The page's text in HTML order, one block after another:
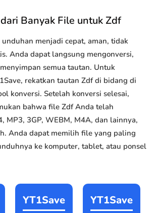
Banyak File untuk Zdf
unduhan menjadi cepat, aman, tidak
Anda dapat langsung mengonversi,
semua tautan. Untuk
rekatkan tautan Zdf di bidang di
konversi. Setelah konversi selesai,
bahwa file Zdf Anda telah
MP3, 3GP, WEBM, M4A, dan lainnya,
Anda dapat memilih file yang paling
ke komputer, tablet, atau ponsel
YT1Save YT1Save